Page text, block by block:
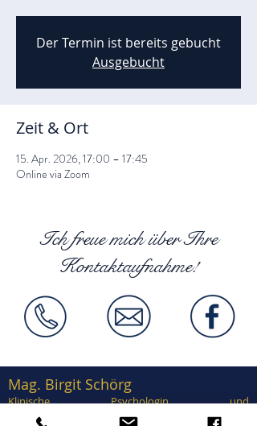
Der Termin ist bereits gebucht
Ausgebucht
Zeit & Ort
15. Apr. 2026, 17:00 – 17:45
Online via Zoom
Ich freue mich über Ihre
Kontaktaufnahme!
Mag. Birgit Schörg
Klinische Psychologin und
Gesundheitspsychologin